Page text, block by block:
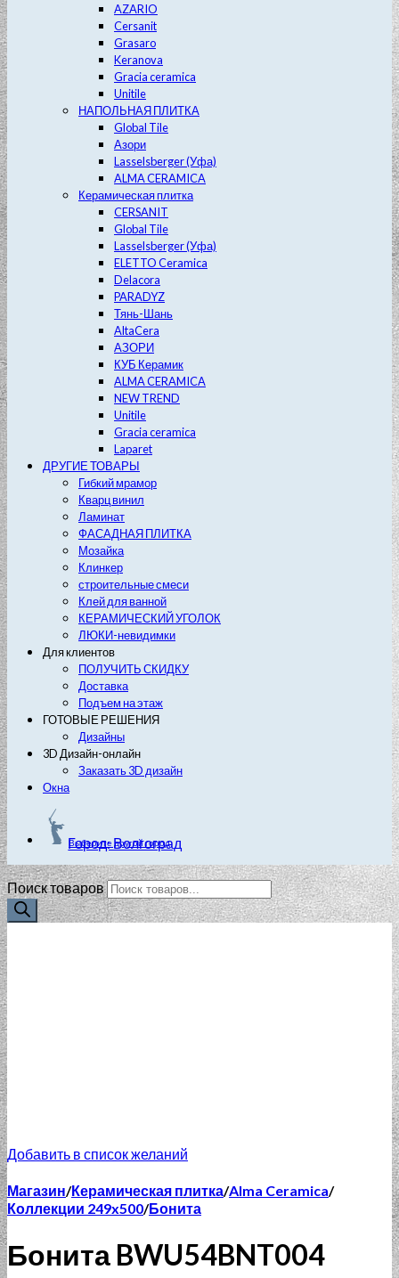
AZARIO
Cersanit
Grasaro
Keranova
Gracia ceramica
Unitile
НАПОЛЬНАЯ ПЛИТКА
Global Tile
Азори
Lasselsberger (Уфа)
ALMA CERAMICA
Керамическая плитка
CERSANIT
Global Tile
Lasselsberger (Уфа)
ELETTO Ceramica
Delacora
PARADYZ
Тянь-Шань
AltaCera
АЗОРИ
КУБ Керамик
ALMA CERAMICA
NEW TREND
Unitile
Gracia ceramica
Laparet
ДРУГИЕ ТОВАРЫ
Гибкий мрамор
Кварц винил
Ламинат
ФАСАДНАЯ ПЛИТКА
Мозайка
Клинкер
строительные смеси
Клей для ванной
КЕРАМИЧЕСКИЙ УГОЛОК
ЛЮКИ-невидимки
Для клиентов
ПОЛУЧИТЬ СКИДКУ
Доставка
Подъем на этаж
ГОТОВЫЕ РЕШЕНИЯ
Дизайны
3D Дизайн-онлайн
Заказать 3D дизайн
Окна
Город: Волгоград
Выберите другой город
Поиск товаров
Добавить в список желаний
Магазин/Керамическая плитка/Alma Ceramica/
Коллекции 249x500/Бонита
Бонита BWU54BNT004